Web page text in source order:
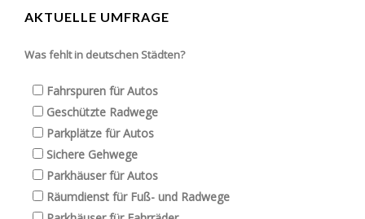
AKTUELLE UMFRAGE
Was fehlt in deutschen Städten?
Fahrspuren für Autos
Geschützte Radwege
Parkplätze für Autos
Sichere Gehwege
Parkhäuser für Autos
Räumdienst für Fuß- und Radwege